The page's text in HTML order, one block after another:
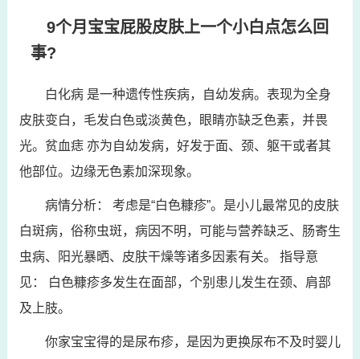
9个月宝宝屁股皮肤上一个小白点怎么回
事?
白化病 是一种遗传性疾病，自幼发病。表现为全身
皮肤变白，毛发白色或淡黄色，眼睛亦缺乏色素，并畏
光。贫血痣 亦为自幼发病，好发于面、颈、躯干或者其
他部位。边缘无色素加深现象。
病情分析： 考虑是“白色糠疹”。是小儿最常见的皮肤
白斑病，俗称虫斑，病因不明，可能与营养缺乏、肠寄生
虫病、阳光暴晒、皮肤干燥等诸多因素有关。 指导意
见： 白色糠疹多发生在面部，个别患儿发生在颈、肩部
及上肢。
你家宝宝得的是尿布疹，是因为更换尿布不及时婴儿